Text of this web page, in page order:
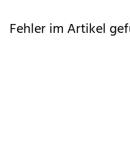
Fehler im Artikel